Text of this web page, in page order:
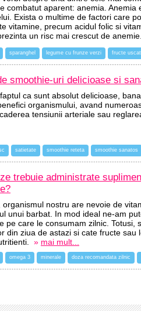
combatut aparent: anemia.
Exista o multime de factori care
vitamine, precum acidul folic si
un risc mai crescut de
sparanghel legume cu frunze verzi fructe
smoothie-uri delicioase si
ca sunt absolut delicioase,
organismului, avand
tensiunii arteriale sau
satietate smoothie reteta smoothie sanatos
trebuie administrate
organismul nostru are nevoie de
unui barbat. In mod ideal ne-am
pe care le consumam zilnic. Totusi,
din ziua de astazi si cate fructe
» mai mult...
omega 3 minerale doza recomandata zilnic